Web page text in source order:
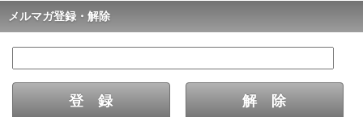
メルマガ登録・解除